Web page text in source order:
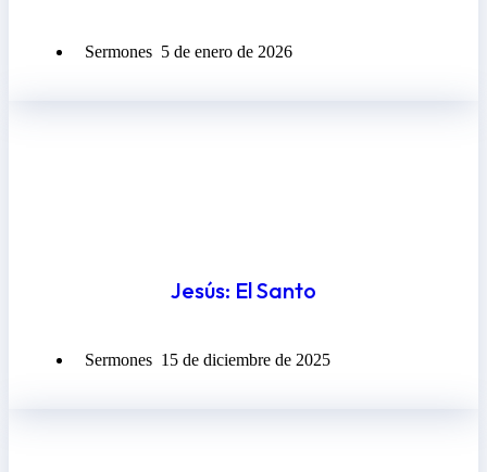
Sermones 5 de enero de 2026
Jesús: El Santo
Sermones 15 de diciembre de 2025